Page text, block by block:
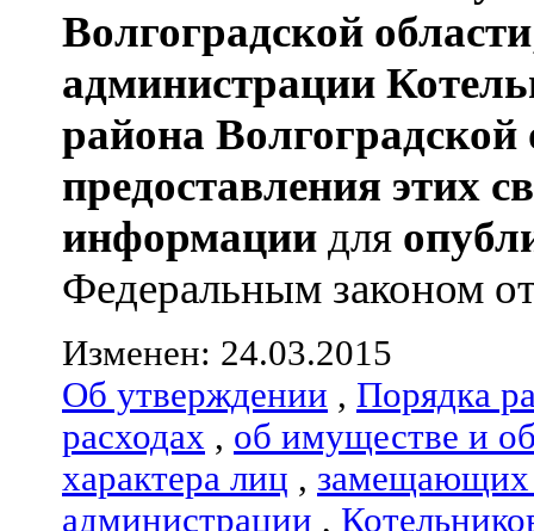
Волгоградской области
администрации
района Волгоградской
предоставления этих
информации для
Федеральным законом
Изменен: 24.03.2015
Об утверждении , Порядка
расходах , об имуществе и
характера лиц , замещающих
администрации ,